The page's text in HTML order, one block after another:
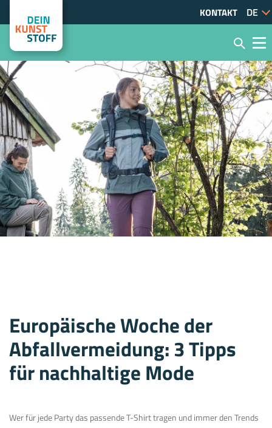
KONTAKT
Europäische Woche der
Abfallvermeidung: 3 Tipps
für nachhaltige Mode
Wer für jede Party das passende T-Shirt tragen und immer den Trends